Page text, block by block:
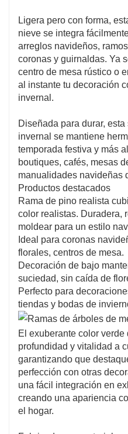
Ligera pero con forma,
nieve se integra
arreglos navideños,
coronas y guirnaldas. Ya
centro de mesa rústico o
al instante tu decoración
invernal.
Diseñada para durar,
invernal se mantiene
temporada festiva y más
boutiques, cafés, mesas
manualidades navideñas
Productos destacados
Rama de pino realista
color realistas. Duradera,
moldear para un estilo
Ideal para coronas
florales, centros de mesa.
Decoración de bajo
suciedad, sin caída de
Perfecto para
tiendas y bodas de
El exuberante color
profundidad y vitalidad a
garantizando que
perfección con otras
una fácil integración en
creando una apariencia
el hogar.